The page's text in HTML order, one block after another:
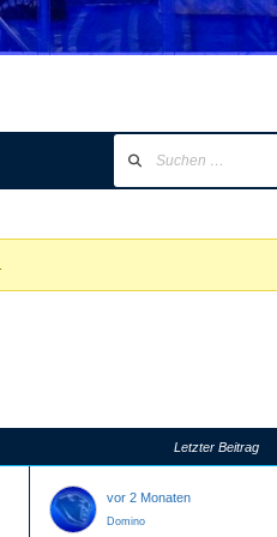
Letzter Beitrag
vor 2 Monaten
Domino